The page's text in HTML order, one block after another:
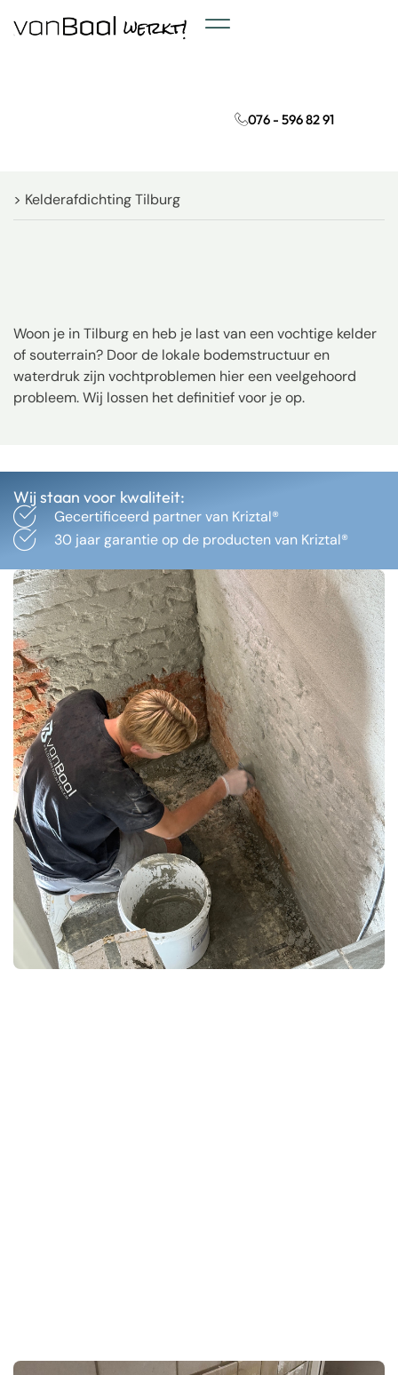
076 - 596 82 91
> Kelderafdichting Tilburg
Woon je in Tilburg en heb je last van een vochtige kelder
of souterrain? Door de lokale bodemstructuur en
waterdruk zijn vochtproblemen hier een veelgehoord
probleem. Wij lossen het definitief voor je op.
Wij staan voor kwaliteit:
Gecertificeerd partner van Kriztal®
30 jaar garantie op de producten van Kriztal®